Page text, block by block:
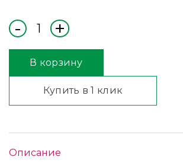
В корзину
Купить в 1 клик
Описание